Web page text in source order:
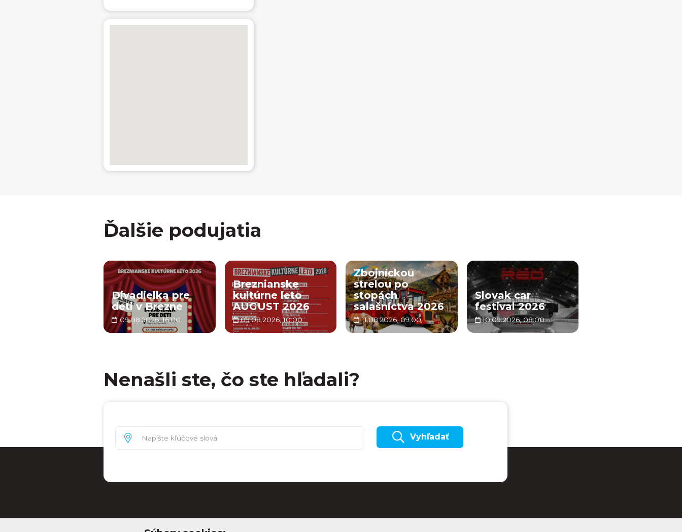
Ďalšie podujatia
Divadielka pre
deti v Brezne
09.08.2026, 16:00
Breznianske
kultúrne leto
AUGUST 2026
09.08.2026, 10:00
Zbojníckou
strelou po
stopách
salašníctva 2026
11.08.2026, 09:00
Slovak car
festival 2026
10.09.2026, 08:00
Nenašli ste, čo ste hľadali?
Vyhľadať